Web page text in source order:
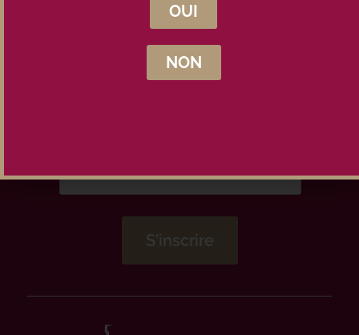
Inscrivez-vous à la newsletter
Maison Pouteau
OUI
NON